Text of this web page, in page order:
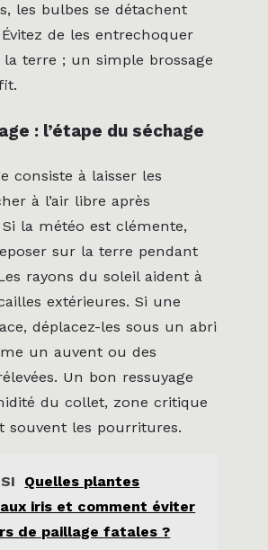
les bulbes se détachent
de les entrechoquer
terre ; un simple brossage
: l’étape du séchage
consiste à laisser les
à l’air libre après
Si la météo est clémente,
sur la terre pendant
rayons du soleil aident à
extérieures. Si une
déplacez-les sous un abri
un auvent ou des
Un bon ressuyage
du collet, zone critique
souvent les pourritures.
Quelles plantes
iris et comment éviter
de paillage fatales ?